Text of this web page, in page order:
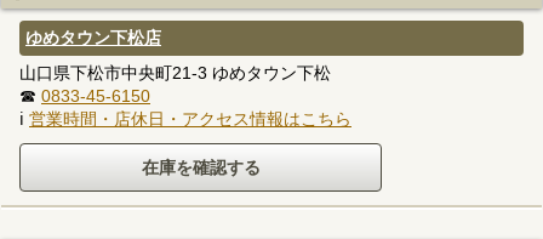
ゆめタウン下松店
山口県下松市中央町21-3 ゆめタウン下松
☎ 0833-45-6150
ℹ 営業時間・店休日・アクセス情報はこちら